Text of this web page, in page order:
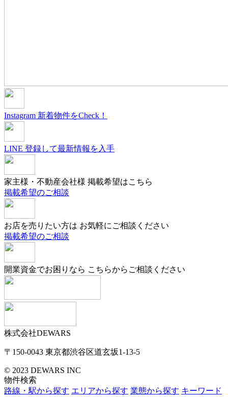
Instagram 新着物件をCheck！
LINE 登録して最新情報を入手
家主様・不動産会社様 掲載希望はこちら
掲載希望のご相談
お店を売りたい方は お気軽にご相談ください
掲載希望のご相談
開業資金でお困りなら こちらからご相談ください
株式会社DEWARS
〒150-0043 東京都渋谷区道玄坂1-13-5
© 2023 DEWARS INC
物件検索
路線・駅から探す エリアから探す 業態から探す キーワード